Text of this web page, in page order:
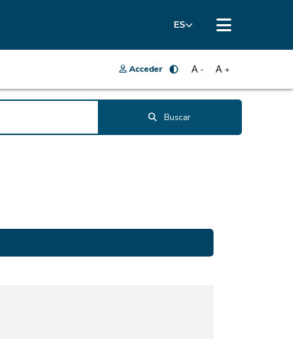
ES
Acceder A +
A -
Buscar